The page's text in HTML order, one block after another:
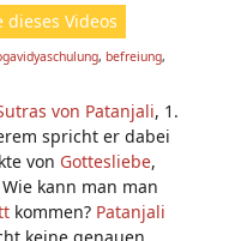
n:
Videos
, befreiung,
von Patanjali, 1.
spricht er dabei
von Gottesliebe,
kann man man
kommen? Patanjali
keine genauen